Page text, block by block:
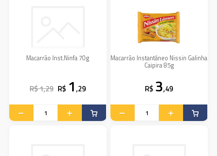
Macarrão Inst.Ninfa 70g
R$ 1,29 R$ 1,29
Macarrão Instantâneo Nissin Galinha
Caipira 85g
R$ 3,49